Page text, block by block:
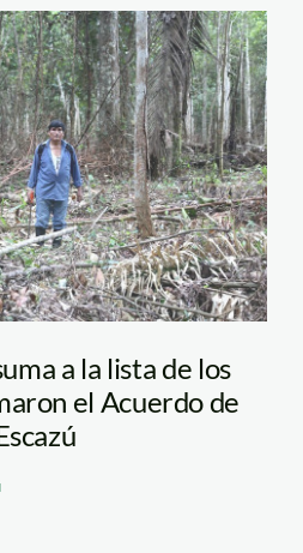
spda1
a la lista de los
el Acuerdo de